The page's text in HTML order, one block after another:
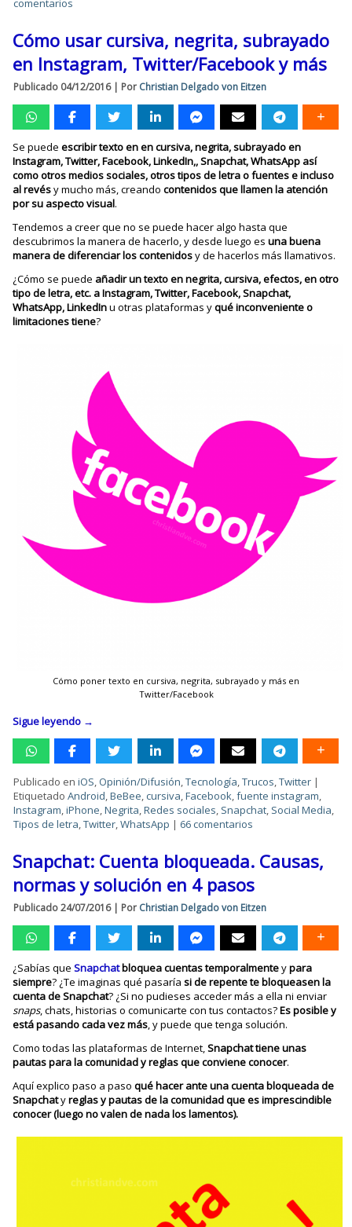
comentarios
Cómo usar cursiva, negrita, subrayado
en Instagram, Twitter/Facebook y más
Publicado 04/12/2016| Por Christian Delgado von Eitzen
Se puedeescribir texto en en cursiva, negrita, subrayado en
Instagram, Twitter, Facebook, LinkedIn,, Snapchat, WhatsApp así
como otros medios sociales, otros tipos de letra o fuentes e incluso
al revésy mucho más, creandocontenidos que llamen la atención
por su aspecto visual.
Tendemos a creer que no se puede hacer algo hasta que
descubrimos la manera de hacerlo, y desde luego esuna buena
manera de diferenciar los contenidosy de hacerlos más llamativos.
¿Cómo se puede añadir un texto en negrita, cursiva, efectos, en otro
tipo de letra, etc. a Instagram, Twitter, Facebook, Snapchat,
WhatsApp, LinkedInu otras plataformas yqué inconveniente o
limitaciones tiene?
Cómo poner texto en cursiva, negrita, subrayado y más en
Twitter/Facebook
Sigue leyendo →
Publicado en iOS, Opinión/Difusión,Tecnología,Trucos,Twitter |
Etiquetado Android,BeBee,cursiva,Facebook,fuente instagram,
Instagram,iPhone,Negrita,Redes sociales, Snapchat, Social Media,
Tipos de letra,Twitter,WhatsApp | 66 comentarios
Snapchat: Cuenta bloqueada. Causas,
normas y solución en 4 pasos
Publicado 24/07/2016| Por Christian Delgado von Eitzen
¿Sabías queSnapchatbloquea cuentas temporalmenteypara
siempre? ¿Te imaginas qué pasaríasi de repente te bloqueasen la
cuenta de Snapchat? ¿Si no pudieses acceder más a ella ni enviar
snaps, chats, historias o comunicarte con tus contactos?Es posible y
está pasando cada vez más, y puede que tenga solución.
Como todas las plataformas de Internet,Snapchat tiene unas
pautas para la comunidad y reglas que conviene conocer.
Aquí explico paso a pasoqué hacer ante una cuenta bloqueada de
Snapchatyreglas y pautas de la comunidad que es imprescindible
conocer (luego no valen de nada los lamentos).